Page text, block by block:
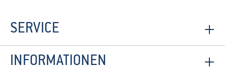
SERVICE
INFORMATIONEN